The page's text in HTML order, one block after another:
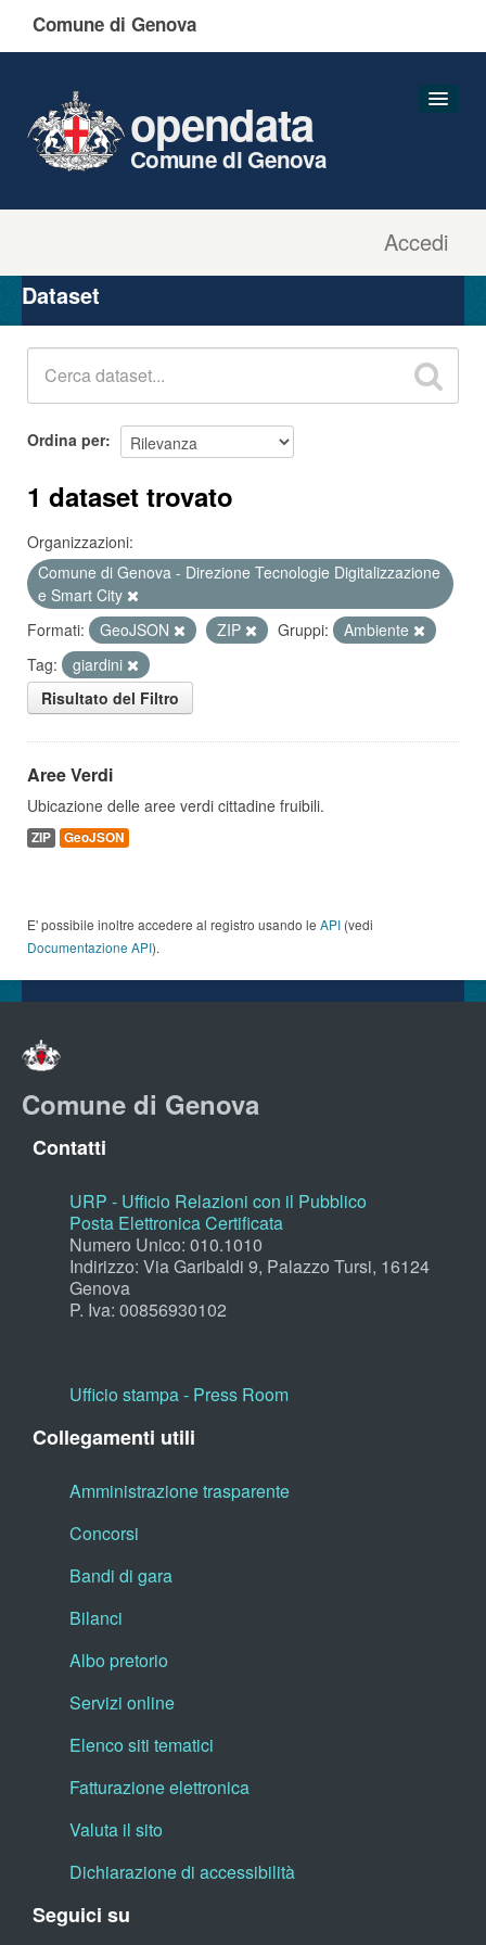
Comune di Genova
Accedi
opendata
Comune di Genova
Organizzazioni
Gruppi
Dataset
Ordina per
1 dataset trovato
Organizzazioni:
Comune di Genova - Direzione Tecnologie Digitalizzazione
e Smart City
Formati:
GeoJSON ZIP Gruppi:
Ambiente
Tag:
giardini
Risultato del Filtro
Aree Verdi
Ubicazione delle aree verdi cittadine fruibili.
ZIP GeoJSON
E' possibile inoltre accedere al registro usando le API (vedi
Documentazione API).
Comune di Genova
Contatti
URP - Ufficio Relazioni con il Pubblico
Posta Elettronica Certificata
Numero Unico: 010.1010
Indirizzo: Via Garibaldi 9, Palazzo Tursi, 16124
Genova
P. Iva: 00856930102
Ufficio stampa - Press Room
Collegamenti utili
Amministrazione trasparente
Concorsi
Bandi di gara
Bilanci
Albo pretorio
Servizi online
Elenco siti tematici
Fatturazione elettronica
Valuta il sito
Dichiarazione di accessibilità
Seguici su